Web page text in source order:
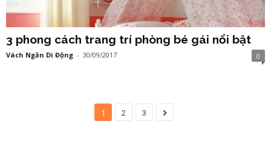
3 phong cách trang trí phòng bé gái nổi bật
Vách Ngăn Di Động - 30/09/2017 0
1 2 3